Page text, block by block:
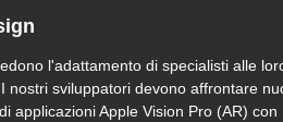
l'adattamento di specialisti alle
nostri sviluppatori devono affrontare
applicazioni Apple Vision Pro (AR) con